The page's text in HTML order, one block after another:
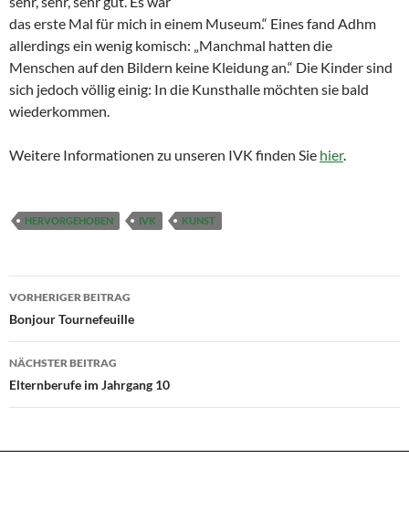
das erste Mal für mich in einem Museum.“ Eines fand Adhm
allerdings ein wenig komisch: „Manchmal hatten die
Menschen auf den Bildern keine Kleidung an.“ Die Kinder sind
sich jedoch völlig einig: In die Kunsthalle möchten sie bald
wiederkommen.
Weitere Informationen zu unseren IVK finden Sie hier.
HERVORGEHOBEN IVK KUNST
Beitragsnavigation
VORHERIGER BEITRAG
Bonjour Tournefeuille
NÄCHSTER BEITRAG
Elternberufe im Jahrgang 10